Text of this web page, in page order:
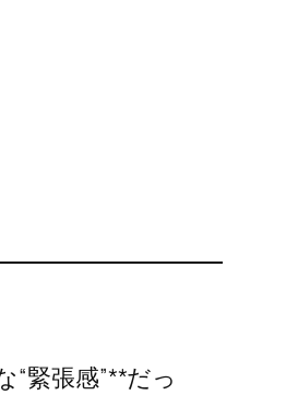
緊張感”**だっ